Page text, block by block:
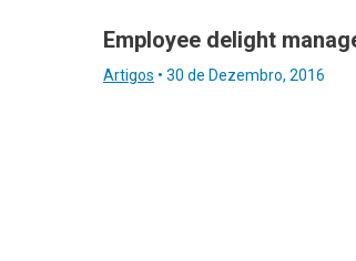
Employee delight
Artigos • 30 de Dezembro, 2016